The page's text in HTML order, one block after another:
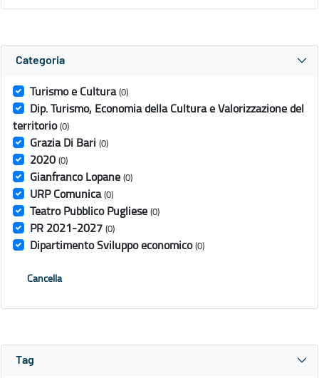
Categoria
Turismo e Cultura (0)
Dip. Turismo, Economia della Cultura e Valorizzazione del
territorio (0)
Grazia Di Bari (0)
2020 (0)
Gianfranco Lopane (0)
URP Comunica (0)
Teatro Pubblico Pugliese (0)
PR 2021-2027 (0)
Dipartimento Sviluppo economico (0)
Cancella
Tag